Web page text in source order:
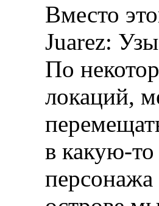
Вместо
Juarez:
По
локаций,
в какую-то
персонажа